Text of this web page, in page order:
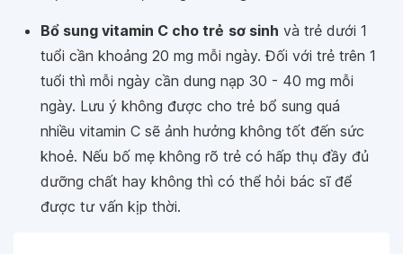
Bổ sung vitamin C cho trẻ sơ sinh và trẻ dưới 1
tuổi cần khoảng 20 mg mỗi ngày. Đối với trẻ trên 1
tuổi thì mỗi ngày cần dung nạp 30 - 40 mg mỗi
ngày. Lưu ý không được cho trẻ bổ sung quá
nhiều vitamin C sẽ ảnh hưởng không tốt đến sức
khoẻ. Nếu bố mẹ không rõ trẻ có hấp thụ đầy đủ
dưỡng chất hay không thì có thể hỏi bác sĩ để
được tư vấn kịp thời.